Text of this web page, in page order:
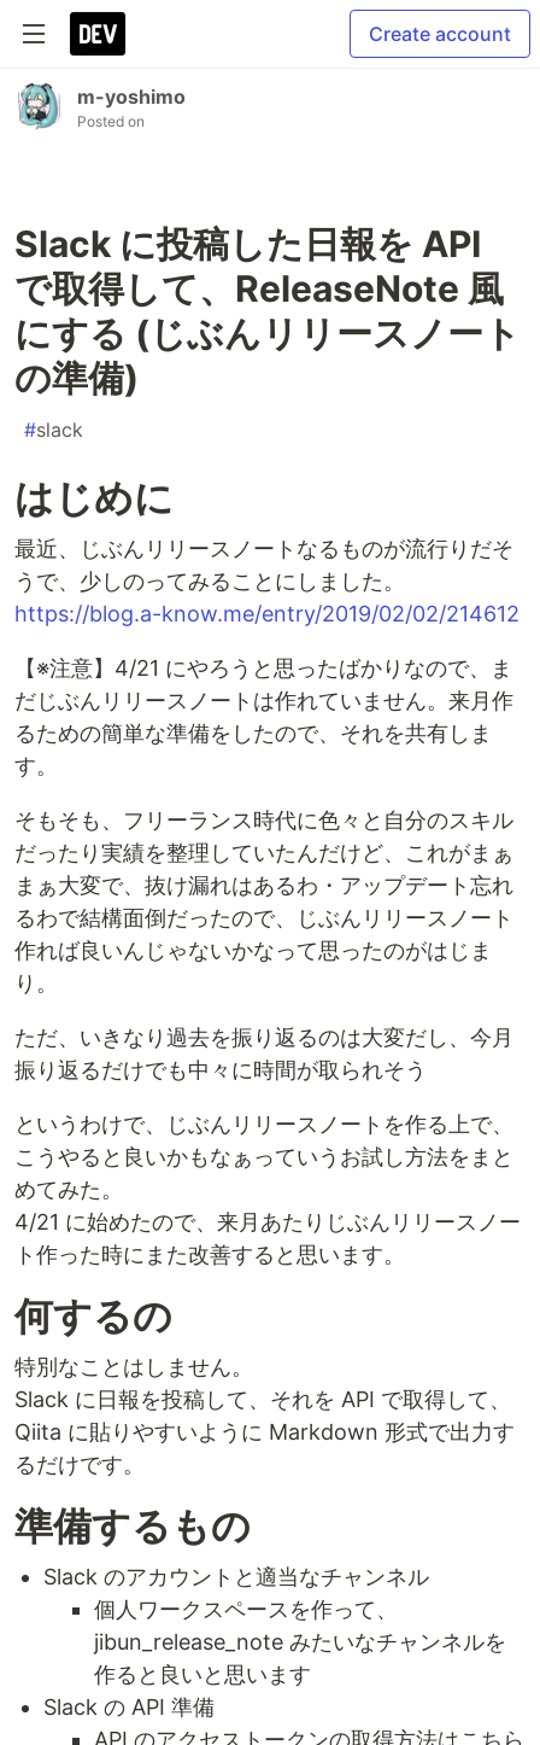
Create account
m-yoshimo
Posted on
Slack に投稿した日報を API
で取得して、ReleaseNote 風
にする (じぶんリリースノート
の準備)
#slack
はじめに
最近、じぶんリリースノートなるものが流行りだそ
うで、少しのってみることにしました。
https://blog.a-know.me/entry/2019/02/02/214612
【※注意】4/21 にやろうと思ったばかりなので、ま
だじぶんリリースノートは作れていません。来月作
るための簡単な準備をしたので、それを共有しま
す。
そもそも、フリーランス時代に色々と自分のスキル
だったり実績を整理していたんだけど、これがまぁ
まぁ大変で、抜け漏れはあるわ・アップデート忘れ
るわで結構面倒だったので、じぶんリリースノート
作れば良いんじゃないかなって思ったのがはじま
り。
ただ、いきなり過去を振り返るのは大変だし、今月
振り返るだけでも中々に時間が取られそう
というわけで、じぶんリリースノートを作る上で、
こうやると良いかもなぁっていうお試し方法をまと
めてみた。
4/21 に始めたので、来月あたりじぶんリリースノー
ト作った時にまた改善すると思います。
何するの
特別なことはしません。
Slack に日報を投稿して、それを API で取得して、
Qiita に貼りやすいように Markdown 形式で出力す
るだけです。
準備するもの
Slack のアカウントと適当なチャンネル
個人ワークスペースを作って、
jibun_release_note みたいなチャンネルを
作ると良いと思います
Slack の API 準備
API のアクセストークンの取得方法はこちら